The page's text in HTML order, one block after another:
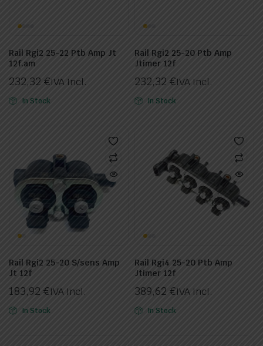
Rail Rgi2 25-22 Ptb Amp Jt
12f.am
232,32 €IVA Incl.
In Stock
Rail Rgi2 25-20 Ptb Amp
Jtimer 12f
232,32 €IVA Incl.
In Stock
Rail Rgi2 25-20 S/sens Amp
Jt 12f
183,92 €IVA Incl.
In Stock
Rail Rgi4 25-20 Ptb Amp
Jtimer 12f
389,62 €IVA Incl.
In Stock